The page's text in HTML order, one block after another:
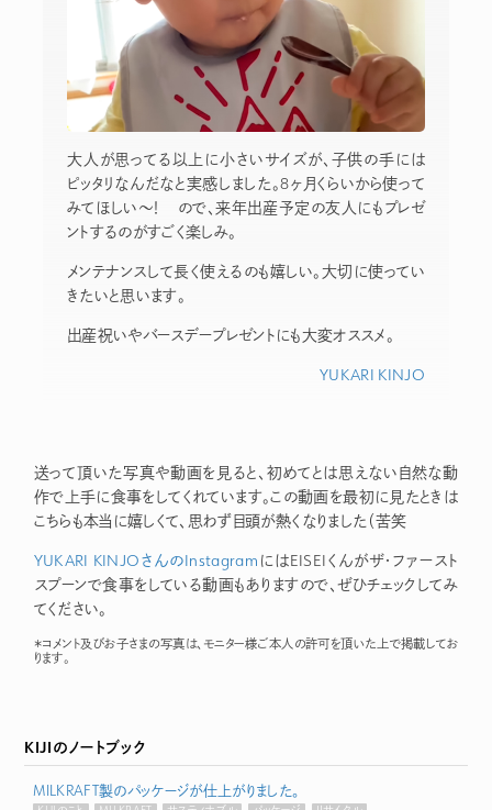
大人が思ってる以上に小さいサイズが、子供の手には
ピッタリなんだなと実感しました。8ヶ月くらいから使って
みてほしい〜！ ので、来年出産予定の友人にもプレゼ
ントするのがすごく楽しみ。
メンテナンスして長く使えるのも嬉しい。大切に使ってい
きたいと思います。
出産祝いやバースデープレゼントにも大変オススメ。
YUKARI KINJO
送って頂いた写真や動画を見ると、初めてとは思えない自然な動
作で上手に食事をしてくれています。この動画を最初に見たときは
こちらも本当に嬉しくて、思わず目頭が熱くなりました（苦笑
YUKARI KINJOさんのInstagram にはEISEIくんがザ・ファースト
スプーンで食事をしている動画もありますので、ぜひチェックしてみ
てください。
＊コメント及びお子さまの写真は、モニター様ご本人の許可を頂いた上で掲載してお
ります。
KIJIのノートブック
MILKRAFT製のパッケージが仕上がりました。